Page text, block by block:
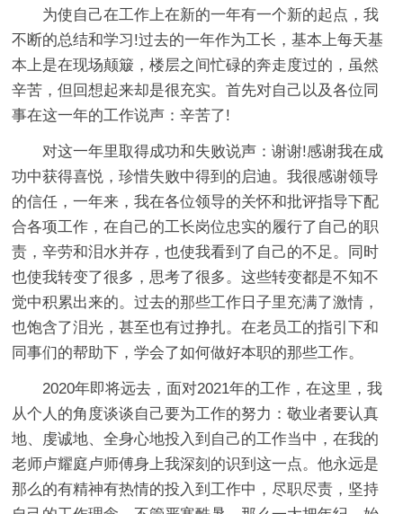
为使自己在工作上在新的一年有一个新的起点，我
不断的总结和学习!过去的一年作为工长，基本上每天基
本上是在现场颠簸，楼层之间忙碌的奔走度过的，虽然
辛苦，但回想起来却是很充实。首先对自己以及各位同
事在这一年的工作说声：辛苦了!
对这一年里取得成功和失败说声：谢谢!感谢我在成
功中获得喜悦，珍惜失败中得到的启迪。我很感谢领导
的信任，一年来，我在各位领导的关怀和批评指导下配
合各项工作，在自己的工长岗位忠实的履行了自己的职
责，辛劳和泪水并存，也使我看到了自己的不足。同时
也使我转变了很多，思考了很多。这些转变都是不知不
觉中积累出来的。过去的那些工作日子里充满了激情，
也饱含了泪光，甚至也有过挣扎。在老员工的指引下和
同事们的帮助下，学会了如何做好本职的那些工作。
2020年即将远去，面对2021年的工作，在这里，我
从个人的角度谈谈自己要为工作的努力：敬业者要认真
地、虔诚地、全身心地投入到自己的工作当中，在我的
老师卢耀庭卢师傅身上我深刻的识到这一点。他永远是
那么的有精神有热情的投入到工作中，尽职尽责，坚持